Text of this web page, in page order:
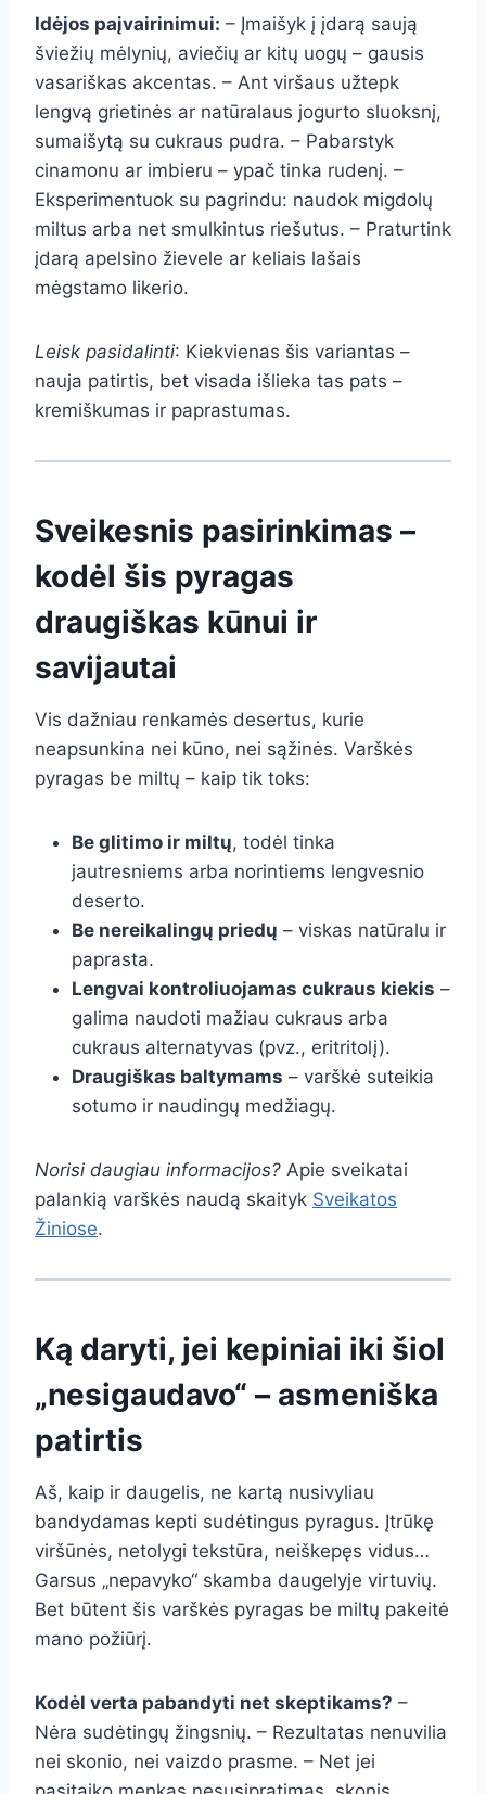
Idėjos paįvairinimui: – Įmaišyk į įdarą saują
šviežių mėlynių, aviečių ar kitų uogų – gausis
vasariškas akcentas. – Ant viršaus užtepk
lengvą grietinės ar natūralaus jogurto sluoksnį,
sumaišytą su cukraus pudra. – Pabarstyk
cinamonu ar imbieru – ypač tinka rudenį. –
Eksperimentuok su pagrindu: naudok migdolų
miltus arba net smulkintus riešutus. – Praturtink
įdarą apelsino žievele ar keliais lašais
mėgstamo likerio.
Leisk pasidalinti: Kiekvienas šis variantas –
nauja patirtis, bet visada išlieka tas pats –
kremiškumas ir paprastumas.
Sveikesnis pasirinkimas –
kodėl šis pyragas
draugiškas kūnui ir
savijautai
Vis dažniau renkamės desertus, kurie
neapsunkina nei kūno, nei sąžinės. Varškės
pyragas be miltų – kaip tik toks:
Be glitimo ir miltų, todėl tinka
jautresniems arba norintiems lengvesnio
deserto.
Be nereikalingų priedų – viskas natūralu ir
paprasta.
Lengvai kontroliuojamas cukraus kiekis –
galima naudoti mažiau cukraus arba
cukraus alternatyvas (pvz., eritritolį).
Draugiškas baltymams – varškė suteikia
sotumo ir naudingų medžiagų.
Norisi daugiau informacijos? Apie sveikatai
palankią varškės naudą skaityk Sveikatos
Žiniose.
Ką daryti, jei kepiniai iki šiol
„nesigaudavo“ – asmeniška
patirtis
Aš, kaip ir daugelis, ne kartą nusivyliau
bandydamas kepti sudėtingus pyragus. Įtrūkę
viršūnės, netolygi tekstūra, neiškepęs vidus…
Garsus „nepavyko“ skamba daugelyje virtuvių.
Bet būtent šis varškės pyragas be miltų pakeitė
mano požiūrį.
Kodėl verta pabandyti net skeptikams? –
Nėra sudėtingų žingsnių. – Rezultatas nenuvilia
nei skonio, nei vaizdo prasme. – Net jei